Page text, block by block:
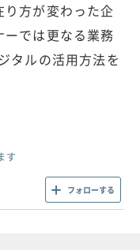
方が変わった企
では更なる業務
タルの活用方法を
す
フォローする